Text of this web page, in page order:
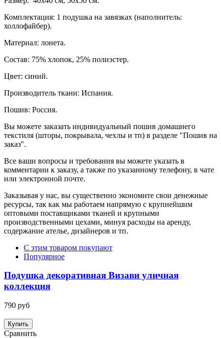
Комплектация: 1 подушка на завязках (наполнитель:
холлофайбер).
Материал: лонета.
Состав: 75% хлопок, 25% полиэстер.
Цвет: синий.
Производитель ткани: Испания.
Пошив: Россия.
Вы можете заказать индивидуальный пошив домашнего
текстиля (шторы, покрывала, чехлы и тп) в разделе "Пошив на
заказ".
Все ваши вопросы и требования вы можете указать в
комментарии к заказу, а также по указанному телефону, в чате
или электронной почте.
Заказывая у нас, вы существенно экономите свои денежные
ресурсы, так как мы работаем напрямую с крупнейшим
оптовыми поставщиками тканей и крупными
производственными цехами, минуя расходы на аренду,
содержание ателье, дизайнеров и тп.
С этим товаром покупают
Популярное
Подушка декоративная Визави уличная
коллекция
790 руб
Купить
Сравнить